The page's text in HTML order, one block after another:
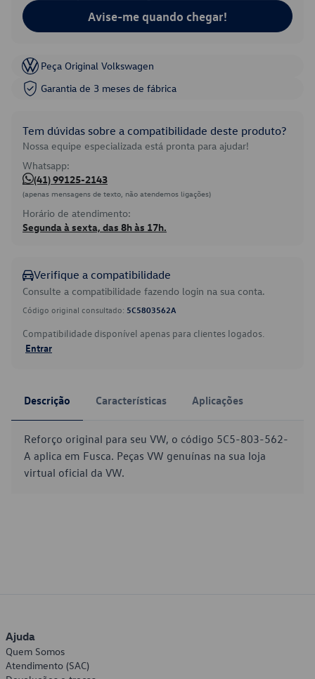
Avise-me quando chegar!
Peça Original Volkswagen
Garantia de 3 meses de fábrica
Tem dúvidas sobre a compatibilidade deste produto?
Nossa equipe especializada está pronta para ajudar!
Whatsapp:
(41) 99125-2143
(apenas mensagens de texto, não atendemos ligações)
Horário de atendimento:
Segunda à sexta, das 8h às 17h.
Verifique a compatibilidade
Consulte a compatibilidade fazendo login na sua conta.
Código original consultado: 5C5803562A
Compatibilidade disponível apenas para clientes logados.
Entrar
Descrição Características Aplicações
Reforço original para seu VW, o código 5C5-803-562-
A aplica em Fusca. Peças VW genuínas na sua loja
virtual oficial da VW.
Ajuda
Quem Somos
Atendimento (SAC)